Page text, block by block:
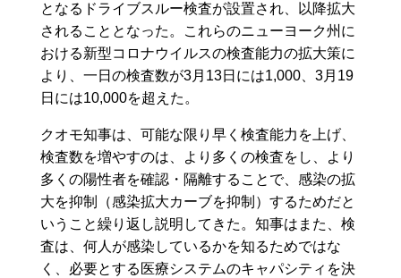
となるドライブスルー検査が設置され、以降拡大
されることとなった。これらのニューヨーク州に
おける新型コロナウイルスの検査能力の拡大策に
より、一日の検査数が3月13日には1,000、3月19
日には10,000を超えた。
クオモ知事は、可能な限り早く検査能力を上げ、
検査数を増やすのは、より多くの検査をし、より
多くの陽性者を確認・隔離することで、感染の拡
大を抑制（感染拡大カーブを抑制）するためだと
いうこと繰り返し説明してきた。知事はまた、検
査は、何人が感染しているかを知るためではな
く、必要とする医療システムのキャパシティを決